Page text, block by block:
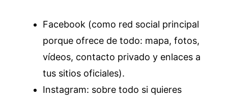
Facebook (como red social principal
porque ofrece de todo: mapa, fotos,
vídeos, contacto privado y enlaces a
tus sitios oficiales).
Instagram: sobre todo si quieres